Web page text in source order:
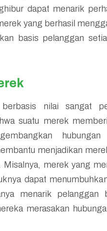
dapat menarik
yang berhasil
basis pelanggan
nilai sangat
suatu merek
menjadikan
merek yang
dapat
menarik pelanggan
merasakan